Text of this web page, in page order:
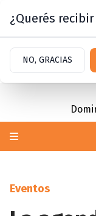
Eventos
¿Querés
NO, GRACIAS